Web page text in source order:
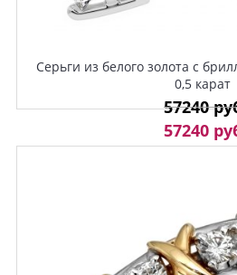
Серьги из белого золота с
0,5 карат
57240
57240